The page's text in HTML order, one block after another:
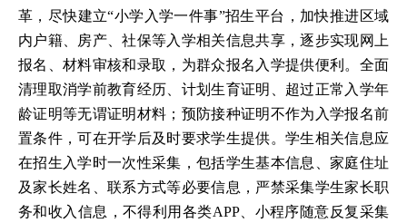
革，尽快建立“小学入学一件事”招生平台，加快推进区域
内户籍、房产、社保等入学相关信息共享，逐步实现网上
报名、材料审核和录取，为群众报名入学提供便利。全面
清理取消学前教育经历、计划生育证明、超过正常入学年
龄证明等无谓证明材料；预防接种证明不作为入学报名前
置条件，可在开学后及时要求学生提供。学生相关信息应
在招生入学时一次性采集，包括学生基本信息、家庭住址
及家长姓名、联系方式等必要信息，严禁采集学生家长职
务和收入信息，不得利用各类APP、小程序随意反复采集